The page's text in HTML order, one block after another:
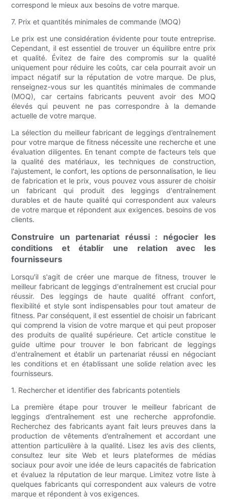
correspond le mieux aux besoins de votre marque.
7. Prix ​​et quantités minimales de commande (MOQ)
Le prix est une considération évidente pour toute entreprise.
Cependant, il est essentiel de trouver un équilibre entre prix
et qualité. Évitez de faire des compromis sur la qualité
uniquement pour réduire les coûts, car cela pourrait avoir un
impact négatif sur la réputation de votre marque. De plus,
renseignez-vous sur les quantités minimales de commande
(MOQ), car certains fabricants peuvent avoir des MOQ
élevés qui peuvent ne pas correspondre à la demande
actuelle de votre marque.
La sélection du meilleur fabricant de leggings d’entraînement
pour votre marque de fitness nécessite une recherche et une
évaluation diligentes. En tenant compte de facteurs tels que
la qualité des matériaux, les techniques de construction,
l'ajustement, le confort, les options de personnalisation, le lieu
de fabrication et le prix, vous pouvez vous assurer de choisir
un fabricant qui produit des leggings d'entraînement
durables et de haute qualité qui correspondent aux valeurs
de votre marque et répondent aux exigences. besoins de vos
clients.
Construire un partenariat réussi : négocier les
conditions et établir une relation avec les
fournisseurs
Lorsqu'il s'agit de créer une marque de fitness, trouver le
meilleur fabricant de leggings d'entraînement est crucial pour
réussir. Des leggings de haute qualité offrant confort,
flexibilité et style sont indispensables pour tout amateur de
fitness. Par conséquent, il est essentiel de choisir un fabricant
qui comprend la vision de votre marque et qui peut proposer
des produits de qualité supérieure. Cet article constitue le
guide ultime pour trouver le bon fabricant de leggings
d'entraînement et établir un partenariat réussi en négociant
les conditions et en établissant une solide relation avec les
fournisseurs.
1. Rechercher et identifier des fabricants potentiels
La première étape pour trouver le meilleur fabricant de
leggings d’entraînement est une recherche approfondie.
Recherchez des fabricants ayant fait leurs preuves dans la
production de vêtements d’entraînement et accordant une
attention particulière à la qualité. Lisez les avis des clients,
consultez leur site Web et leurs plateformes de médias
sociaux pour avoir une idée de leurs capacités de fabrication
et évaluez la réputation de leur marque. Limitez votre liste à
quelques fabricants qui correspondent aux valeurs de votre
marque et répondent à vos exigences.